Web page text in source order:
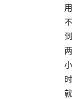
用
不
到
两
小
时
就